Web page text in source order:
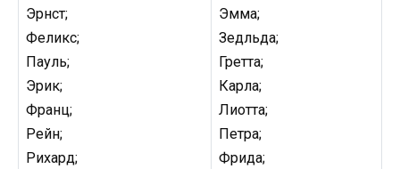
Эрнст;
Феликс;
Пауль;
Эрик;
Франц;
Рейн;
Рихард;
Эмма;
Зедльда;
Гретта;
Карла;
Лиотта;
Петра;
Фрида;